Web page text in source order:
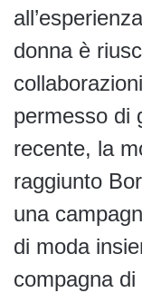
donna è
permesso di
recente, la
raggiunto
una
di moda
compagna di